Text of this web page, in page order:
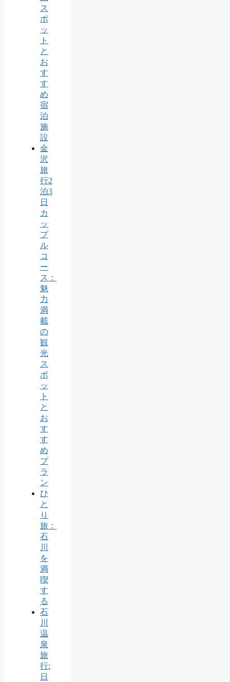
ス
ポ
ッ
ト
と
お
す
す
め
宿
泊
施
設
金
沢
旅
行2
泊3
日
カ
ッ
プ
ル
コ
ー
ス：
魅
力
満
載
の
観
光
ス
ポ
ッ
ト
と
お
す
す
め
プ
ラ
ン
ひ
と
り
旅：
石
川
を
満
喫
す
る
石
川
温
泉
旅
行:
日